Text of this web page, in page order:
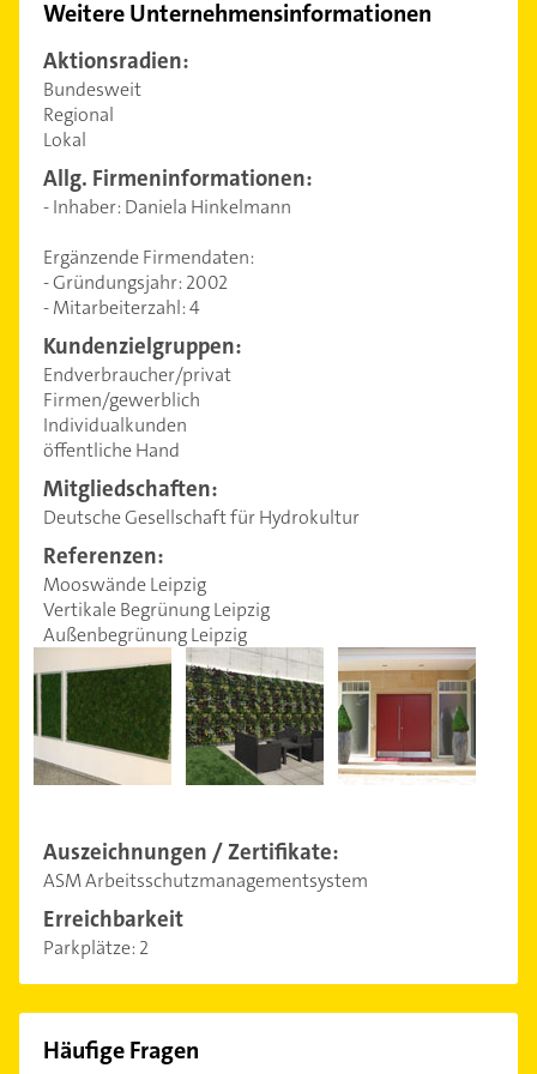
Weitere Unternehmensinformationen
Aktionsradien:
Bundesweit
Regional
Lokal
Allg. Firmeninformationen:
- Inhaber: Daniela Hinkelmann
Ergänzende Firmendaten:
- Gründungsjahr: 2002
- Mitarbeiterzahl: 4
Kundenzielgruppen:
Endverbraucher/privat
Firmen/gewerblich
Individualkunden
öffentliche Hand
Mitgliedschaften:
Deutsche Gesellschaft für Hydrokultur
Referenzen:
Mooswände Leipzig
Vertikale Begrünung Leipzig
Außenbegrünung Leipzig
Auszeichnungen / Zertifikate:
ASM Arbeitsschutzmanagementsystem
Erreichbarkeit
Parkplätze: 2
Häufige Fragen